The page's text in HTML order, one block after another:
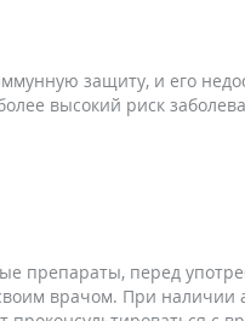
защиту, и его
высокий риск
препараты, перед
врачом. При наличии